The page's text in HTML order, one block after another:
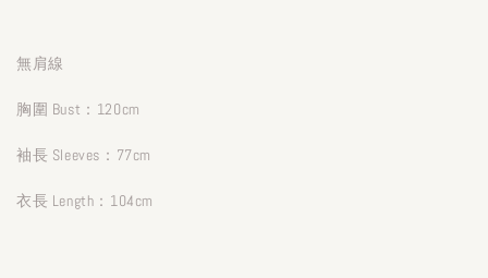
無肩線
胸圍 Bust：120cm
袖長 Sleeves：77cm
衣長 Length：104cm